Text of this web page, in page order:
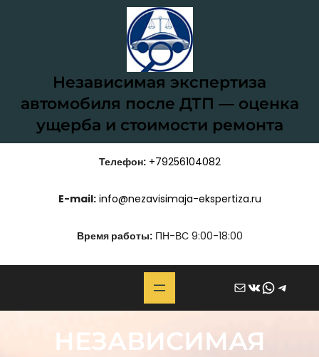
Независимая экспертиза
автомобиля после ДТП — оценка
ущерба и стоимости ремонта
Телефон: +79256104082
E-mail: info@nezavisimaja-ekspertiza.ru
Время работы:ПН-ВС 9:00-18:00
Почта ВКонтакте WhatsApp Telegram
НЕЗАВИСИМАЯ